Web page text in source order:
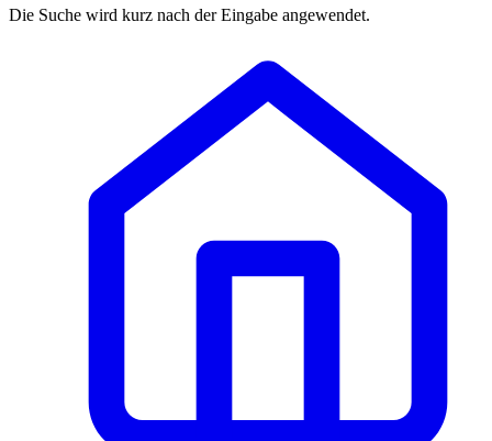
Die Suche wird kurz nach der Eingabe angewendet.